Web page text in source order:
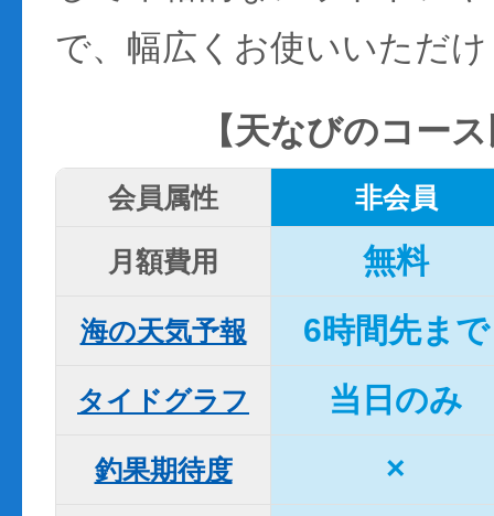
で、幅広くお使いいただ
【天なびのコー
会員属性 非会員
月額費用 無料
海の天気予報 6時間先まで
タイドグラフ 当日のみ
釣果期待度 ×